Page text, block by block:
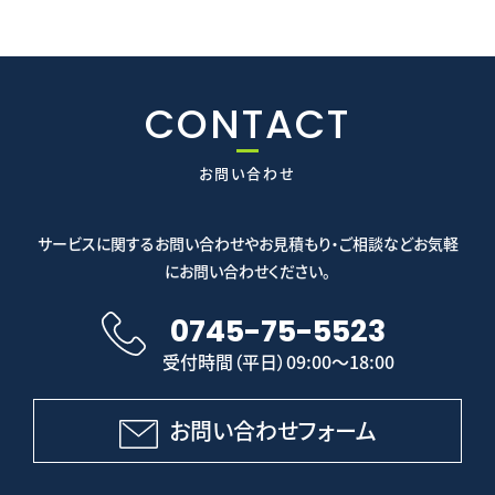
CONTACT
お問い合わせ
サービスに関するお問い合わせやお見積もり・ご相談などお気軽
にお問い合わせください。
0745-75-5523
受付時間（平日）09:00～18:00
お問い合わせフォーム